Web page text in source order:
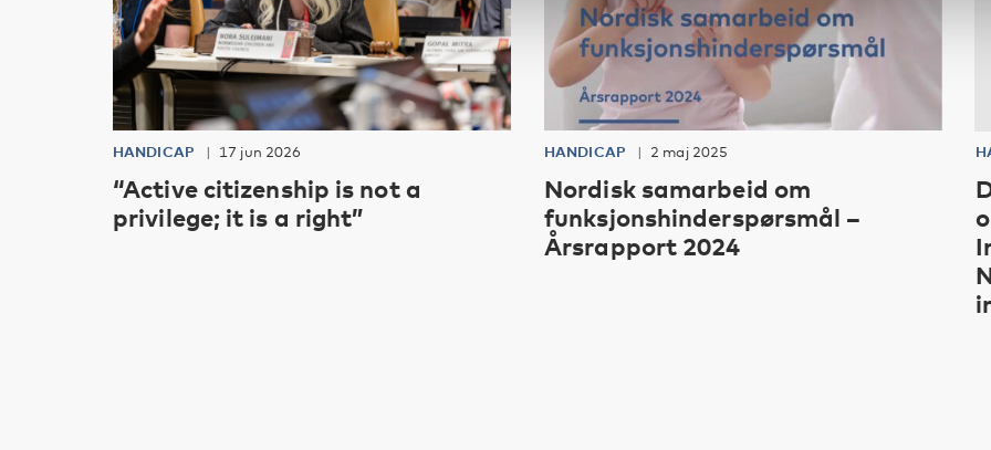
HANDICAP 17 jun 2026
“Active citizenship is not a
privilege; it is a right”
HANDICAP 2 maj 2025
Nordisk samarbeid om
funksjonshinderspørsmål –
Årsrapport 2024